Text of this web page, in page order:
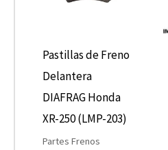
Pastillas de Freno
Delantera
DIAFRAG Honda
XR-250 (LMP-203)
Partes Frenos